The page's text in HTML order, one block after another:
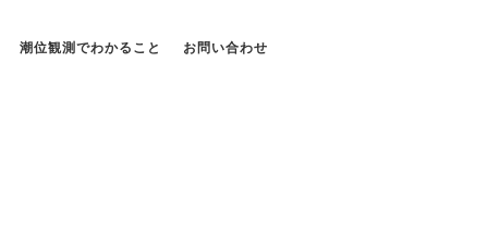
潮位観測でわかること お問い合わせ